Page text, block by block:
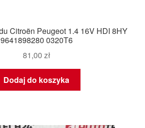
Citroën Peugeot 1.4 16V HDI 8HY
9641898280 0320T6
81,00 zł
Dodaj do koszyka